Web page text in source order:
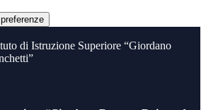
di Istruzione Superiore “Giordano